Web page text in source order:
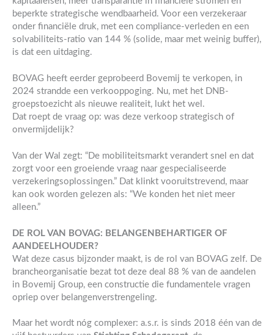
beperkte strategische wendbaarheid. Voor een verzekeraar
onder financiële druk, met een compliance-verleden en een
solvabiliteits-ratio van 144 % (solide, maar met weinig buffer),
is dat een uitdaging.
BOVAG heeft eerder geprobeerd Bovemij te verkopen, in
2024 strandde een verkooppoging. Nu, met het DNB-
groepstoezicht als nieuwe realiteit, lukt het wel.
Dat roept de vraag op: was deze verkoop strategisch of
onvermijdelijk?
Van der Wal zegt: “De mobiliteitsmarkt verandert snel en dat
zorgt voor een groeiende vraag naar gespecialiseerde
verzekeringsoplossingen.” Dat klinkt vooruitstrevend, maar
kan ook worden gelezen als: “We konden het niet meer
alleen.”
DE ROL VAN BOVAG: BELANGENBEHARTIGER OF
AANDEELHOUDER?
Wat deze casus bijzonder maakt, is de rol van BOVAG zelf. De
brancheorganisatie bezat tot deze deal 88 % van de aandelen
in Bovemij Group, een constructie die fundamentele vragen
opriep over belangenverstrengeling.
Maar het wordt nóg complexer: a.s.r. is sinds 2018 één van de